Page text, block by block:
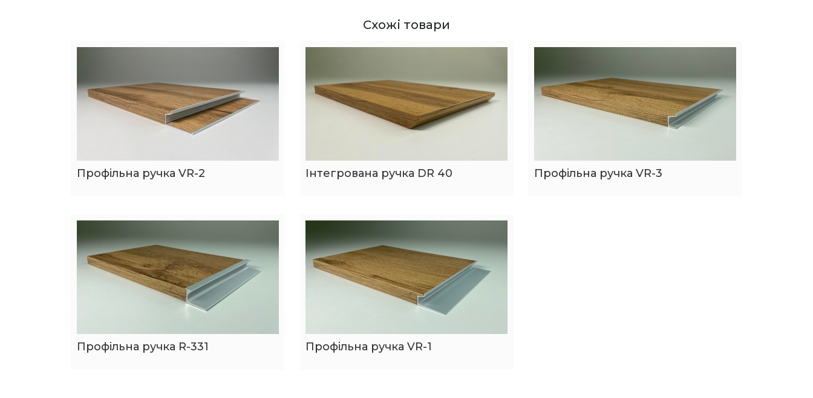
Схожі товари
Профільна ручка VR-2 Інтегрована ручка DR 40 Профільна ручка VR-3
Профільна ручка R-331 Профільна ручка VR-1